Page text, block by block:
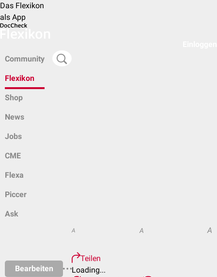
Das Flexikon
als App
Community
Flexikon
Shop
News
Jobs
CME
Flexa
Piccer
Ask
Bearbeiten
A A A
Teilen
Loading...